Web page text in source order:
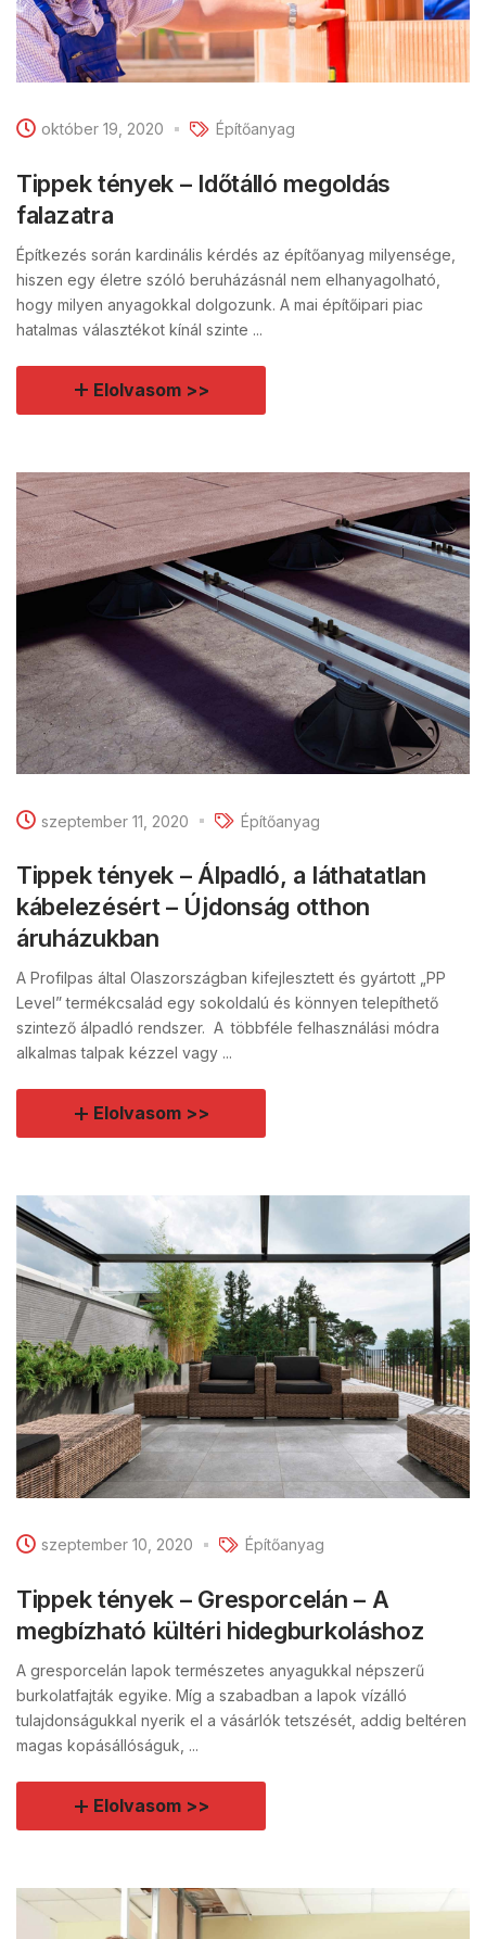
október 19, 2020 Építőanyag
Tippek tények – Időtálló megoldás
falazatra
Építkezés során kardinális kérdés az építőanyag milyensége,
hiszen egy életre szóló beruházásnál nem elhanyagolható,
hogy milyen anyagokkal dolgozunk. A mai építőipari piac
hatalmas választékot kínál szinte ...
Elolvasom >>
szeptember 11, 2020 Építőanyag
Tippek tények – Álpadló, a láthatatlan
kábelezésért – Újdonság otthon
áruházukban
A Profilpas által Olaszországban kifejlesztett és gyártott „PP
Level” termékcsalád egy sokoldalú és könnyen telepíthető
szintező álpadló rendszer. A többféle felhasználási módra
alkalmas talpak kézzel vagy ...
Elolvasom >>
szeptember 10, 2020 Építőanyag
Tippek tények – Gresporcelán – A
megbízható kültéri hidegburkoláshoz
A gresporcelán lapok természetes anyagukkal népszerű
burkolatfajták egyike. Míg a szabadban a lapok vízálló
tulajdonságukkal nyerik el a vásárlók tetszését, addig beltéren
magas kopásállóságuk, ...
Elolvasom >>